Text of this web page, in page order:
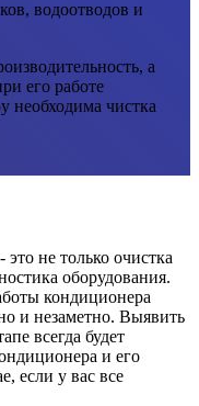
водоотводов и
а
его работе
необходима чистка
не только очистка
оборудования.
кондиционера
и незаметно. Выявить
всегда будет
и его
если у вас все